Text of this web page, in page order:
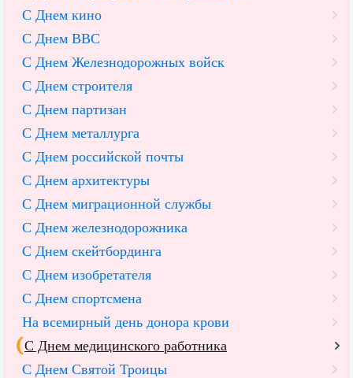
С Днем кино
С Днем ВВС
С Днем Железнодорожных войск
С Днем строителя
С Днем партизан
С Днем металлурга
С Днем российской почты
С Днем архитектуры
С Днем миграционной службы
С Днем железнодорожника
С Днем скейтбординга
С Днем изобретателя
С Днем спортсмена
На всемирный день донора крови
С Днем медицинского работника
С Днем Святой Троицы